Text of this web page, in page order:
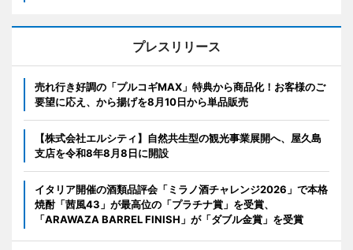
プレスリリース
売れ行き好調の「プルコギMAX」特典から商品化！お客様のご
要望に応え、から揚げを8月10日から単品販売
【株式会社エルシティ】自然共生型の観光事業展開へ、屋久島
支店を令和8年8月8日に開設
イタリア開催の酒類品評会「ミラノ酒チャレンジ2026」で本格
焼酎「茜風43」が最高位の「プラチナ賞」を受賞、
「ARAWAZA BARREL FINISH」が「ダブル金賞」を受賞